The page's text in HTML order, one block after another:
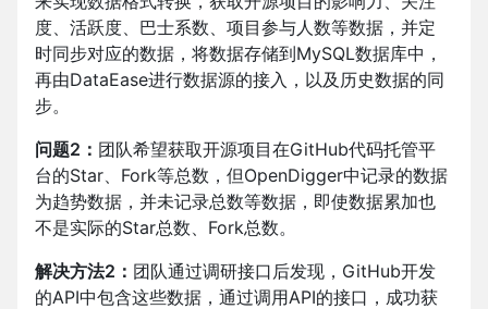
度、活跃度、巴士系数、项目参与人数等数据，并定
时同步对应的数据，将数据存储到MySQL数据库中，
再由DataEase进行数据源的接入，以及历史数据的同
步。
问题2： 团队希望获取开源项目在GitHub代码托管平
台的Star、Fork等总数，但OpenDigger中记录的数据
为趋势数据，并未记录总数等数据，即使数据累加也
不是实际的Star总数、Fork总数。
解决方法2： 团队通过调研接口后发现，GitHub开发
的API中包含这些数据，通过调用API的接口，成功获